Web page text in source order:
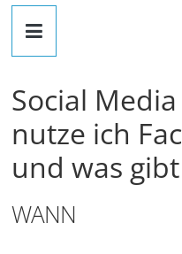
Der
Treffpunkt
zum
Basteln,
Social
nutze ich
und was
WANN